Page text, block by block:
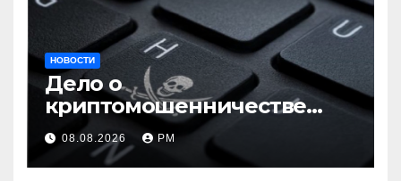
НОВОСТИ
Дело о
криптомошенничестве
оборачивают в содействие
терроризму
08.08.2026 РМ